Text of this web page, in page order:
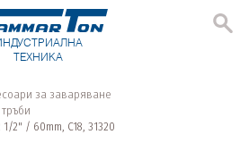
ТЕХНИКА
за заваряване
2" / 60mm, C18, 31320